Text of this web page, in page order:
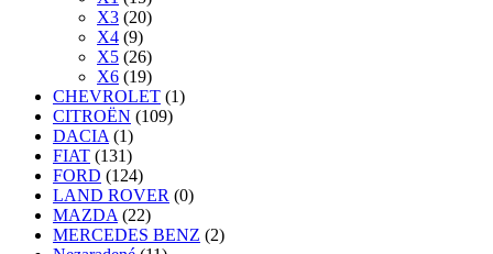
X3 (20)
X4 (9)
X5 (26)
X6 (19)
CHEVROLET (1)
CITROËN (109)
DACIA (1)
FIAT (131)
FORD (124)
LAND ROVER (0)
MAZDA (22)
MERCEDES BENZ (2)